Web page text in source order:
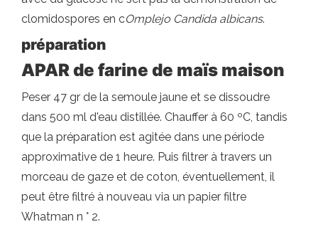
clomidospores en cOmplejo Candida albicans.
préparation
APAR de farine de maïs maison
Peser 47 gr de la semoule jaune et se dissoudre
dans 500 ml d'eau distillée. Chauffer à 60 ºC, tandis
que la préparation est agitée dans une période
approximative de 1 heure. Puis filtrer à travers un
morceau de gaze et de coton, éventuellement, il
peut être filtré à nouveau via un papier filtre
Whatman n ° 2.